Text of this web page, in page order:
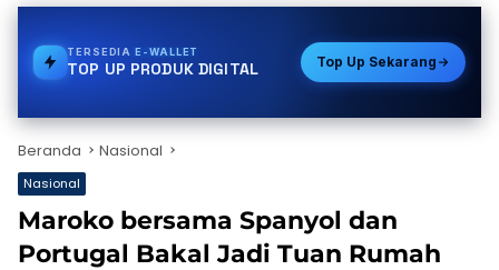
TERSEDIAVOUCHER GAME
TOP UP PRODUK DIGITAL Top Up Sekarang
Beranda Nasional
Nasional
Maroko bersama Spanyol dan
Portugal Bakal Jadi Tuan Rumah